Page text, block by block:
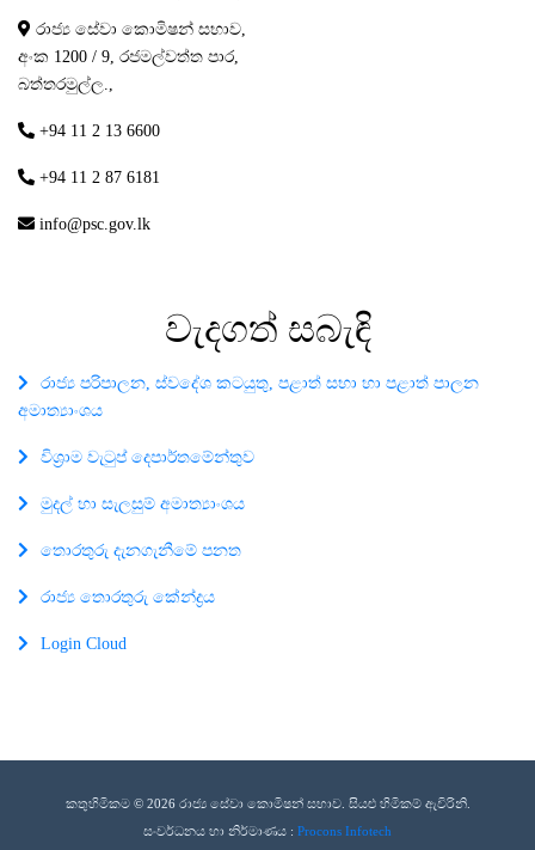
රාජ්‍ය සේවා කොමිෂන් සභාව,
අංක 1200 / 9, රජමල්වත්ත පාර,
බත්තරමුල්ල.,
+94 11 2 13 6600
+94 11 2 87 6181
info@psc.gov.lk
වැදගත් සබැඳි
රාජ්‍ය පරිපාලන, ස්වදේශ කටයුතු, පළාත් සභා හා පළාත් පාලන
අමාත්‍යාංශය
විශ්‍රාම වැටුප් දෙපාර්තමේන්තුව
මුදල් හා සැලසුම් අමාත්‍යාංශය
තොරතුරු දැනගැනීමේ පනත
රාජ්‍ය තොරතුරු කේන්ද්‍රය
Login Cloud
කතුහිමිකම © 2026 රාජ්‍ය සේවා කොමිෂන් සභාව. සියළු හිමිකම් ඇවිරිනි.
සංවර්ධනය හා නිර්මාණය : Procons Infotech